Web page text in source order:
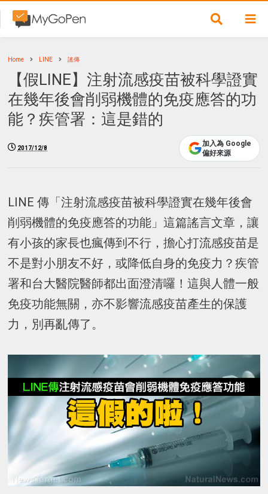
Home LINE 謠傳
【假LINE】注射流感疫苗被科學證實
在幾年後會削弱機體的免疫應答的功
能？疾管署：這是錯的
2017/12/8
加入為 Google
偏好來源
LINE 傳「注射流感疫苗被科學證實在幾年後會
削弱機體的免疫應答的功能」這篇謠言文章，讓
有小孩的家長也瘋傳到不行，擔心打流感疫苗是
不是對小朋友不好，或降低自身的免疫力？疾管
署和台大醫院醫師都出面澄清囉！這與人體一般
免疫功能無關，亦不影響流感疫苗產生的保護
力，別再亂傳了。